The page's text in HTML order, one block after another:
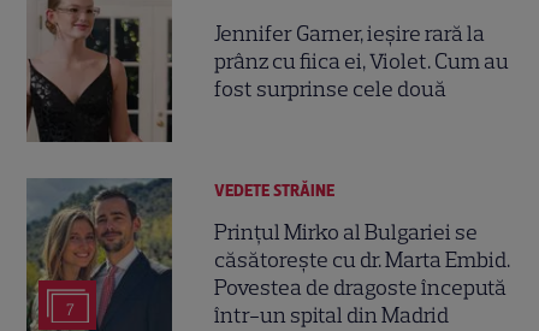
Jennifer Garner, ieșire rară la
prânz cu fiica ei, Violet. Cum au
fost surprinse cele două
7
VEDETE STRĂINE
Prințul Mirko al Bulgariei se
căsătorește cu dr. Marta Embid.
Povestea de dragoste începută
într-un spital din Madrid